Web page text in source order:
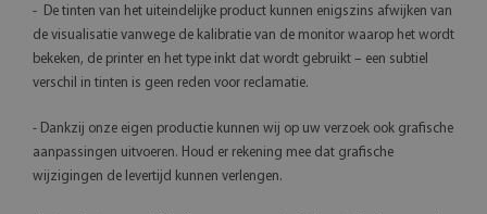
- De tinten van het uiteindelijke product kunnen enigszins afwijken van
de visualisatie vanwege de kalibratie van de monitor waarop het wordt
bekeken, de printer en het type inkt dat wordt gebruikt – een subtiel
verschil in tinten is geen reden voor reclamatie.
- Dankzij onze eigen productie kunnen wij op uw verzoek ook grafische
aanpassingen uitvoeren. Houd er rekening mee dat grafische
wijzigingen de levertijd kunnen verlengen.